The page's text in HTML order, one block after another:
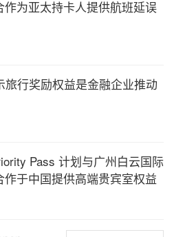
Standard & Poor's 标准普
级。Sompo Holdings,
国际集团
号“全球旅报”发布最新的全球旅游产
为亚太持卡人提供航班延误
行奖励权益是金融企业推动
Pass 计划与广州白云国际
于中国提供高端贵宾室权益